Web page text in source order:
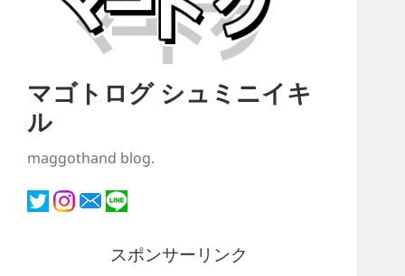
マゴトログ シュミニイキ
ル
maggothand blog.
スポンサーリンク